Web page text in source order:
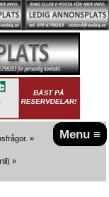
Menu ≡
»
) »